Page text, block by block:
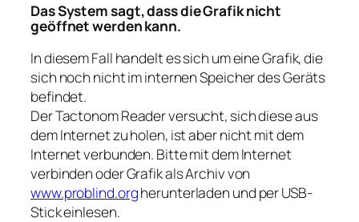
Das System sagt, dass die Grafik nicht
geöffnet werden kann.
In diesem Fall handelt es sich um eine Grafik, die
sich noch nicht im internen Speicher des Geräts
befindet.
Der Tactonom Reader versucht, sich diese aus
dem Internet zu holen, ist aber nicht mit dem
Internet verbunden. Bitte mit dem Internet
verbinden oder Grafik als Archiv von
www.problind.orgherunterladen und per USB-
Stick einlesen.